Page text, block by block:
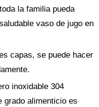
la familia pueda
vaso de jugo en
capas, se puede hacer
inoxidable 304
grado alimenticio es